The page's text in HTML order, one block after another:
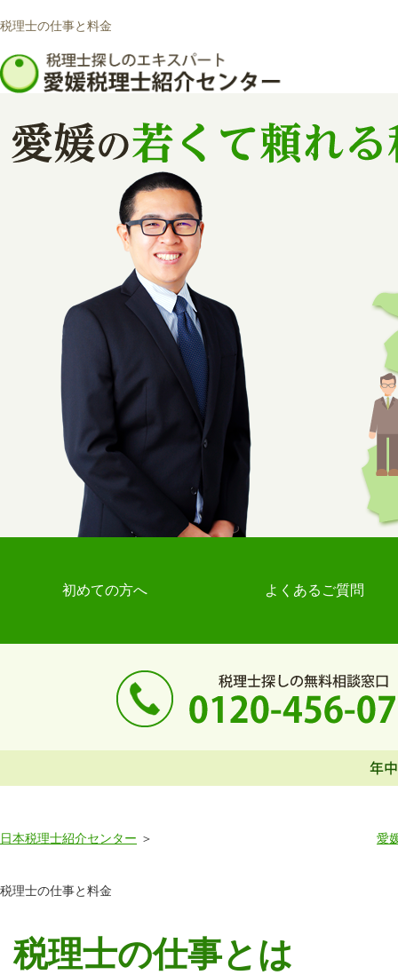
税理士の仕事と料金
初めての方へ よくあるご質問
日本税理士紹介センター 愛
税理士の仕事と料金
税理士の仕事とは